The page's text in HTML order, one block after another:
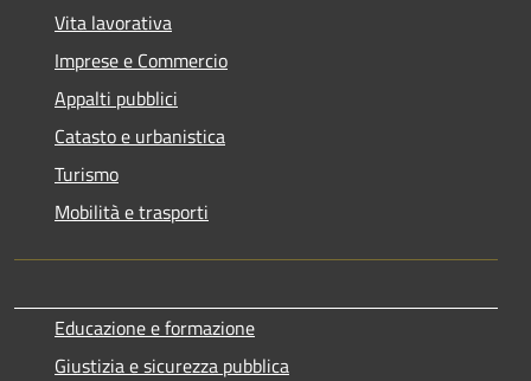
Vita lavorativa
Imprese e Commercio
Appalti pubblici
Catasto e urbanistica
Turismo
Mobilità e trasporti
Educazione e formazione
Giustizia e sicurezza pubblica